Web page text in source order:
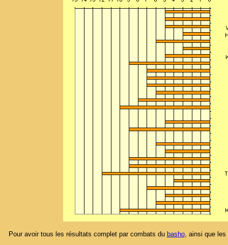
Pour avoir tous les résultats complet par combats du basho, ainsi que